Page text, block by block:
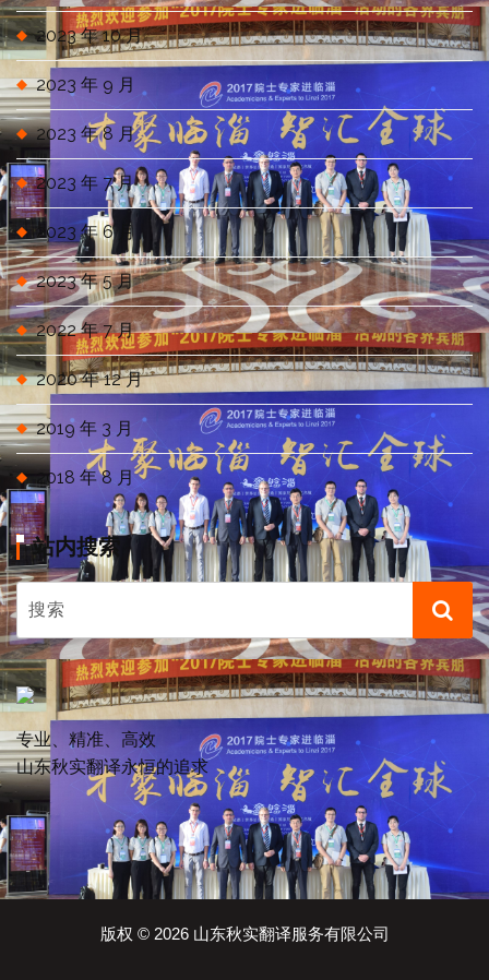
2023 年 10 月
2023 年 9 月
2023 年 8 月
2023 年 7 月
2023 年 6 月
2023 年 5 月
2022 年 7 月
2020 年 12 月
2019 年 3 月
2018 年 8 月
站内搜索
专业、精准、高效
山东秋实翻译永恒的追求
版权 © 2026 山东秋实翻译服务有限公司